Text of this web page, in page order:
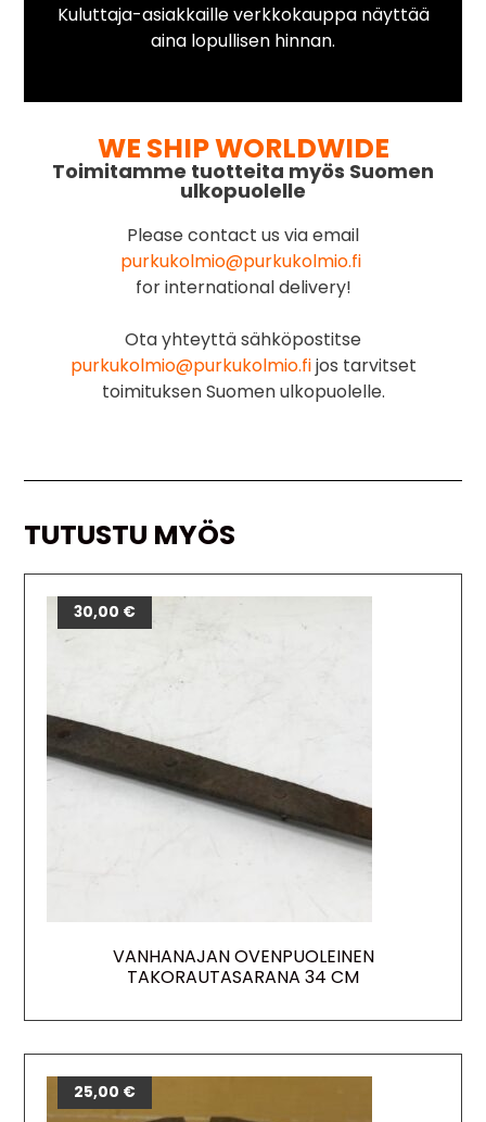
Kuluttaja-asiakkaille verkkokauppa näyttää
aina lopullisen hinnan.
WE SHIP WORLDWIDE
Toimitamme tuotteita myös Suomen
ulkopuolelle
Please contact us via email
purkukolmio@purkukolmio.fi
for international delivery!
Ota yhteyttä sähköpostitse
purkukolmio@purkukolmio.fijos tarvitset
toimituksen Suomen ulkopuolelle.
TUTUSTU MYÖS
VANHANAJAN OVENPUOLEINEN
TAKORAUTASARANA 34 CM
30,00 €
25,00 €